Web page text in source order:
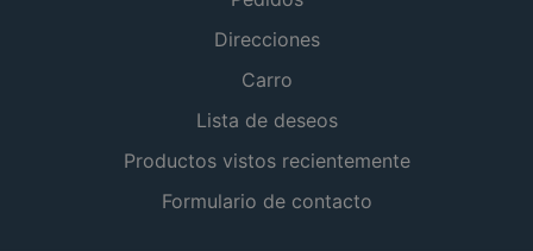
Direcciones
Carro
Lista de deseos
Productos vistos recientemente
Formulario de contacto